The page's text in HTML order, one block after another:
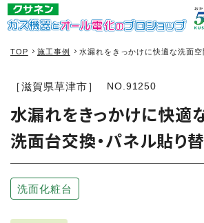
TOP 施工事例 水漏れをきっかけに快適な洗面
［滋賀県草津市］ NO.91250
水漏れをきっかけに快適
洗面台交換・パネル貼り
洗面化粧台